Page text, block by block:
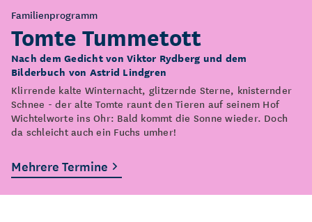
Familienprogramm
Tomte Tummetott
Nach dem Gedicht von Viktor Rydberg und dem
Bilderbuch von Astrid Lindgren
Klirrende kalte Winternacht, glitzernde Sterne, knisternder
Schnee - der alte Tomte raunt den Tieren auf seinem Hof
Wichtelworte ins Ohr: Bald kommt die Sonne wieder. Doch
da schleicht auch ein Fuchs umher!
Mehrere Termine